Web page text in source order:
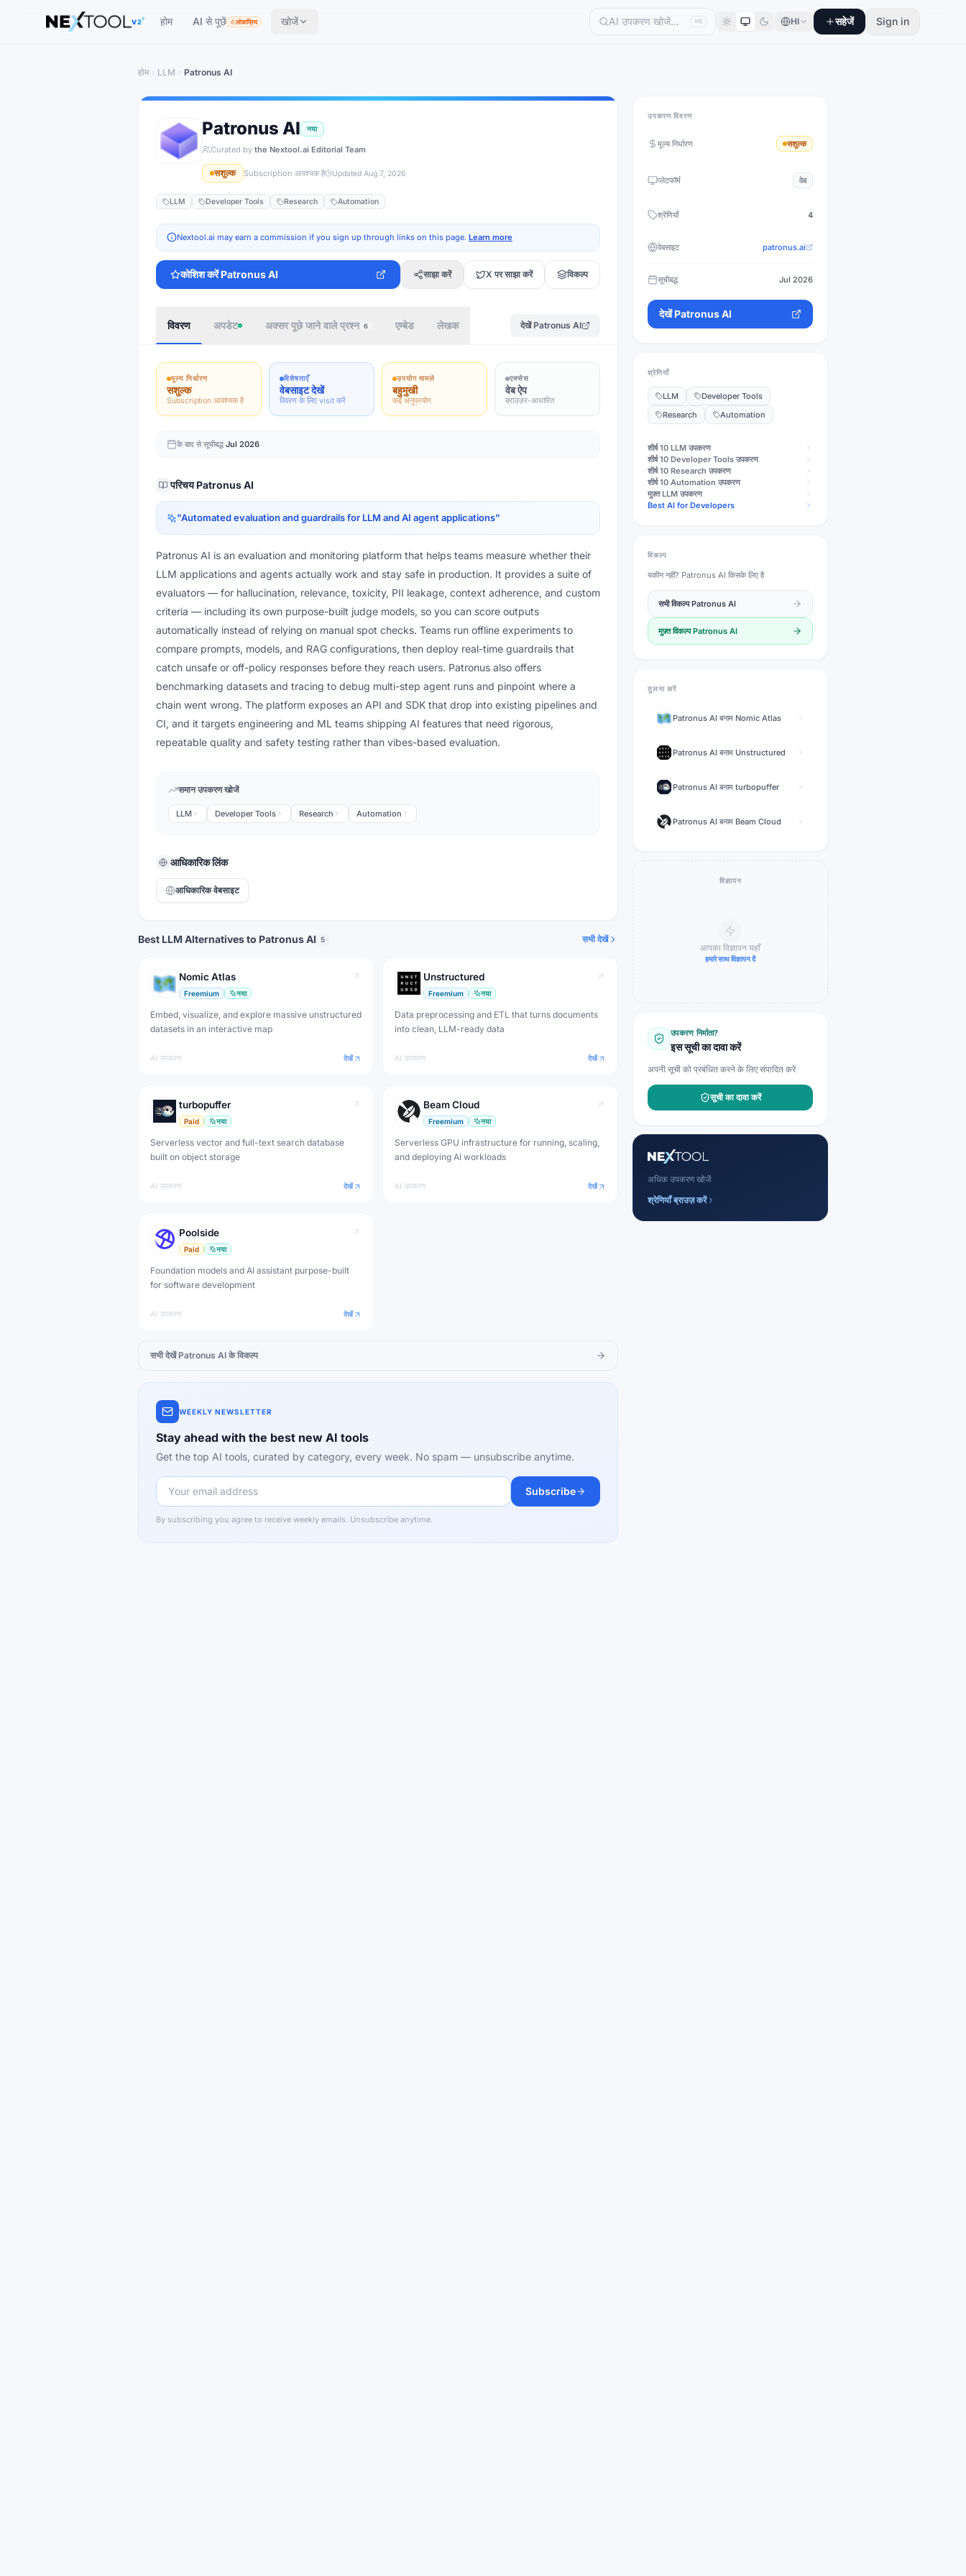
The AI tools directory — Find the Best AI Tools
V2 होम AI से पूछें लोकप्रिय खोजें ⌘K HI सहेजें Sign in
होम LLM Patronus AI
Patronus AI नया
Curated by the Nextool.ai Editorial Team
सशुल्क Subscription आवश्यक है Updated Aug 7, 2026
LLM Developer Tools Research Automation
Nextool.ai may earn a commission if you sign up through links on this page. Learn more
कोशिश करें Patronus AI साझा करें X पर साझा करें विकल्प
विवरण अपडेट अक्सर पूछे जाने वाले प्रश्न 6 एम्बेड लेखक देखें Patronus AI
मूल्य निर्धारण
सशुल्क
Subscription आवश्यक है
विशेषताएँ
वेबसाइट देखें
विवरण के लिए visit करें
उपयोग मामले
बहुमुखी
कई अनुप्रयोग
एक्सेस
वेब ऐप
ब्राउज़र-आधारित
के बाद से सूचीबद्ध Jul 2026
परिचय Patronus AI
"Automated evaluation and guardrails for LLM and AI agent applications"
Patronus AI is an evaluation and monitoring platform that helps teams measure whether their
LLM applications and agents actually work and stay safe in production. It provides a suite of
evaluators — for hallucination, relevance, toxicity, PII leakage, context adherence, and custom
criteria — including its own purpose-built judge models, so you can score outputs
automatically instead of relying on manual spot checks. Teams run offline experiments to
compare prompts, models, and RAG configurations, then deploy real-time guardrails that
catch unsafe or off-policy responses before they reach users. Patronus also offers
benchmarking datasets and tracing to debug multi-step agent runs and pinpoint where a
chain went wrong. The platform exposes an API and SDK that drop into existing pipelines and
CI, and it targets engineering and ML teams shipping AI features that need rigorous,
repeatable quality and safety testing rather than vibes-based evaluation.
समान उपकरण खोजें
LLM Developer Tools Research Automation
आधिकारिक लिंक
आधिकारिक वेबसाइट
Best LLM Alternatives to Patronus AI 5 सभी देखें
Nomic Atlas
Freemium नया
Embed, visualize, and explore massive unstructured
datasets in an interactive map
AI उपकरण देखें
Unstructured
Freemium नया
Data preprocessing and ETL that turns documents
into clean, LLM-ready data
AI उपकरण देखें
turbopuffer
Paid नया
Serverless vector and full-text search database
built on object storage
AI उपकरण देखें
Beam Cloud
Freemium नया
Serverless GPU infrastructure for running, scaling,
and deploying AI workloads
AI उपकरण देखें
Poolside
Paid नया
Foundation models and AI assistant purpose-built
for software development
AI उपकरण देखें
सभी देखें Patronus AI के विकल्प
WEEKLY NEWSLETTER
Stay ahead with the best new AI tools
Get the top AI tools, curated by category, every week. No spam — unsubscribe anytime.
Subscribe
By subscribing you agree to receive weekly emails. Unsubscribe anytime.
उपकरण विवरण
मूल्य निर्धारण सशुल्क
प्लेटफॉर्म वेब
श्रेणियाँ 4
वेबसाइट patronus.ai
सूचीबद्ध Jul 2026
देखें Patronus AI
श्रेणियाँ
LLM
Developer Tools
Research
Automation
शीर्ष 10 LLM उपकरण
शीर्ष 10 Developer Tools उपकरण
शीर्ष 10 Research उपकरण
शीर्ष 10 Automation उपकरण
मुफ़्त LLM उपकरण
Best AI for Developers
विकल्प
यकीन नहीं? Patronus AI किसके लिए है
सभी विकल्प Patronus AI
मुफ़्त विकल्प Patronus AI
तुलना करें
Patronus AI बनाम Nomic Atlas
Patronus AI बनाम Unstructured
Patronus AI बनाम turbopuffer
Patronus AI बनाम Beam Cloud
विज्ञापन
आपका विज्ञापन यहाँ
हमारे साथ विज्ञापन दें
उपकरण निर्माता?
इस सूची का दावा करें
अपनी सूची को प्रबंधित करने के लिए संपादित करें
सूची का दावा करें
अधिक उपकरण खोजें
श्रेणियाँ ब्राउज़ करें